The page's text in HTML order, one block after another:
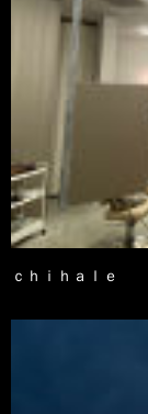
ｃｈｉｈａｌｅ